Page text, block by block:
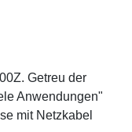
Getreu der
Anwendungen"
mit Netzkabel